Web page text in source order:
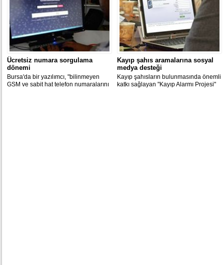
Ücretsiz numara sorgulama
dönemi
Bursa'da bir yazılımcı, "bilinmeyen
GSM ve sabit hat telefon numaralarını
Kayıp şahıs aramalarına sosyal
medya desteği
Kayıp şahısların bulunmasında önemli
katkı sağlayan "Kayıp Alarmı Projesi"